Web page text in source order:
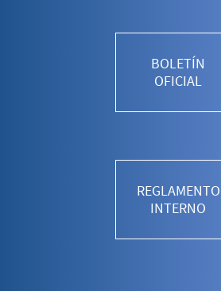
BOLETÍN
OFICIAL
REGLAMENTO
INTERNO